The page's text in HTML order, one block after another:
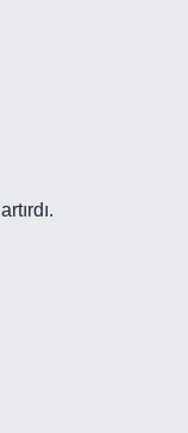
artırdı.